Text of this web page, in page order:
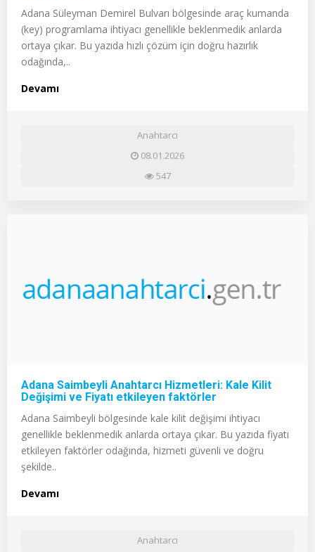
Adana Süleyman Demirel Bulvarı bölgesinde araç kumanda
(key) programlama ihtiyacı genellikle beklenmedik anlarda
ortaya çıkar. Bu yazıda hızlı çözüm için doğru hazırlık
odağında,..
Devamı
Anahtarcı
08.01.2026
547
Adana Saimbeyli Anahtarcı Hizmetleri: Kale Kilit
Değişimi ve Fiyatı etkileyen faktörler
Adana Saimbeyli bölgesinde kale kilit değişimi ihtiyacı
genellikle beklenmedik anlarda ortaya çıkar. Bu yazıda fiyatı
etkileyen faktörler odağında, hizmeti güvenli ve doğru
şekilde..
Devamı
Anahtarcı